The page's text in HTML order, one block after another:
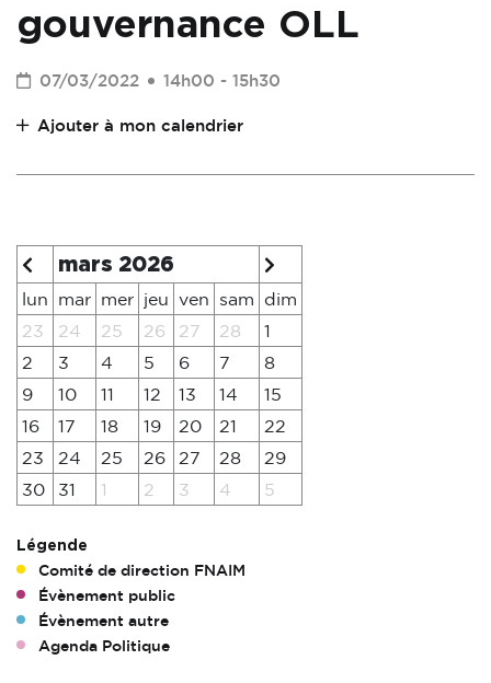
gouvernance OLL
07/03/2022 14h00 - 15h30
Ajouter à mon calendrier
mars 2026
lun mar mer jeu ven sam
dim
23
24 25 26 27 28
1
2
3 4 5 6 7
8
9
10 11 12 13 14
15
16
17 18 19 20 21
22
23
24 25 26 27 28
29
30
31 1 2 3 4 5
Légende
Comité de direction FNAIM
Évènement public
Évènement autre
Agenda Politique